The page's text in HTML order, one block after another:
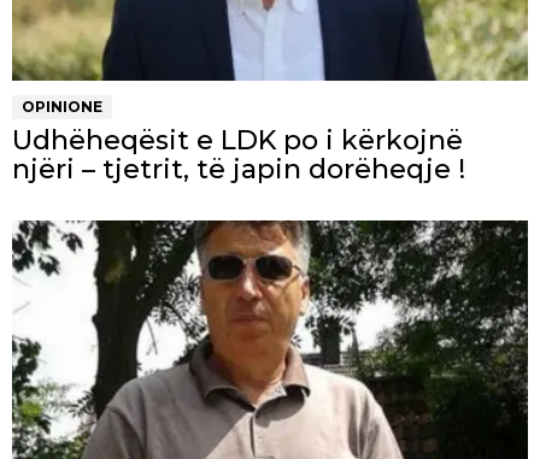
OPINIONE
Udhëheqësit e LDK po i kërkojnë
njëri – tjetrit, të japin dorëheqje !